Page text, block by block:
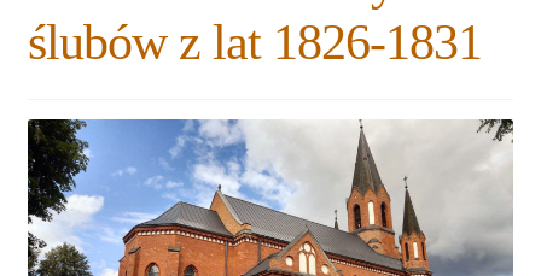
ślubów z lat 1826-1831